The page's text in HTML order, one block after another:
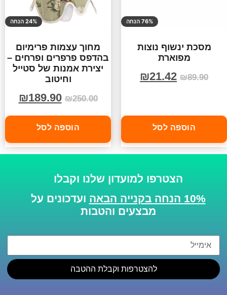
76% הנחה
מסכת ינשוף נוצות
מפוארת
₪89.90
₪21.42
הוספה לסל
24% הנחה
מחוך עצמות פרימיום
בהדפס פרפרים ופרחים –
יצירת אמנות של סטייל
וחיטוב
₪250.00
₪189.90
הוספה לסל
הצטרפו למועדון שלנו וקבלו
10% הנחה בקנייה הבאה
ועדכונים על
מבצעים והטבות
להצטרפות וקבלת ההטבה